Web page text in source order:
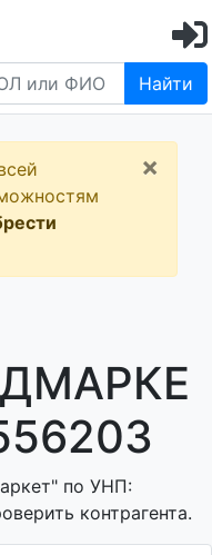
Найти
×
по УНП:
контрагента.